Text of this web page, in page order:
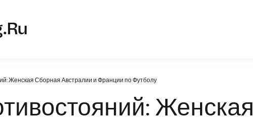
Женская Сборная Австралии и Франции по Футболу
Женская